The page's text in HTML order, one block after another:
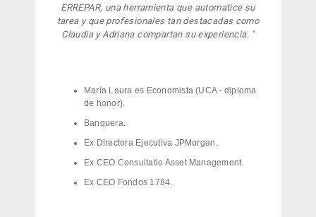
ERREPAR, una herramienta que automatice su
tarea y que profesionales tan destacadas como
Claudia y Adriana compartan su experiencia. "
María Laura es Economista (UCA - diploma
de honor).
Banquera.
Ex Directora Ejecutiva JPMorgan.
Ex CEO Consultatio Asset Management.
Ex CEO Fondos 1784.